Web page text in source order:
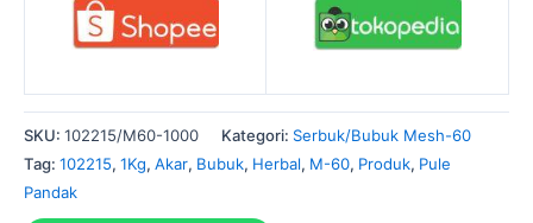
SKU: 102215/M60-1000 Kategori: Serbuk/Bubuk Mesh-60
Tag: 102215, 1Kg, Akar, Bubuk, Herbal, M-60, Produk, Pule
Pandak